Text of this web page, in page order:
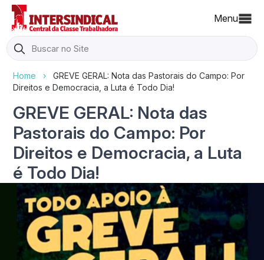
Menu
Search
for:
Home ›
GREVE GERAL: Nota das Pastorais do Campo: Por
Direitos e Democracia, a Luta é Todo Dia!
GREVE GERAL: Nota das
Pastorais do Campo: Por
Direitos e Democracia, a Luta
é Todo Dia!